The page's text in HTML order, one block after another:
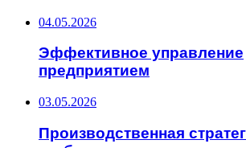
04.05.2026
Эффективное управление
предприятием
03.05.2026
Производственная